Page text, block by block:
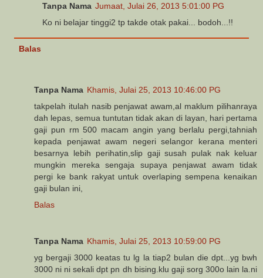
Tanpa Nama Jumaat, Julai 26, 2013 5:01:00 PG
Ko ni belajar tinggi2 tp takde otak pakai... bodoh...!!
Balas
Tanpa Nama Khamis, Julai 25, 2013 10:46:00 PG
takpelah itulah nasib penjawat awam,al maklum pilihanraya
dah lepas, semua tuntutan tidak akan di layan, hari pertama
gaji pun rm 500 macam angin yang berlalu pergi,tahniah
kepada penjawat awam negeri selangor kerana menteri
besarnya lebih perihatin,slip gaji susah pulak nak keluar
mungkin mereka sengaja supaya penjawat awam tidak
pergi ke bank rakyat untuk overlaping sempena kenaikan
gaji bulan ini,
Balas
Tanpa Nama Khamis, Julai 25, 2013 10:59:00 PG
yg bergaji 3000 keatas tu lg la tiap2 bulan die dpt...yg bwh
3000 ni ni sekali dpt pn dh bising.klu gaji sorg 300o lain la.ni